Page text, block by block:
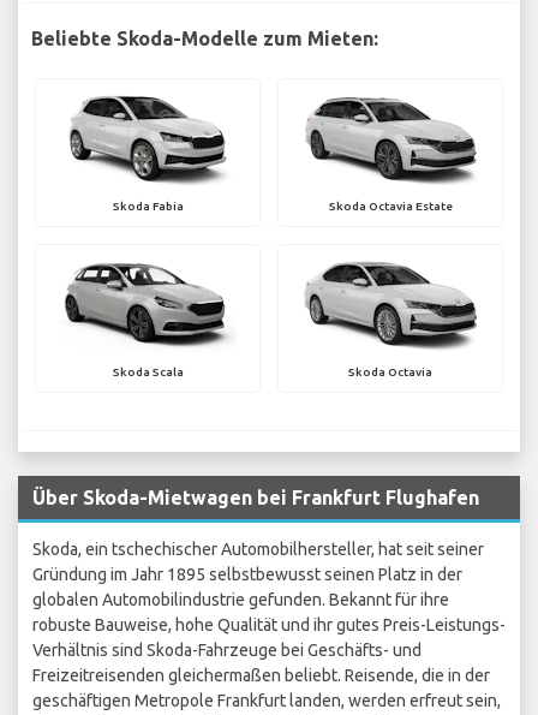
Beliebte Skoda-Modelle zum Mieten:
Skoda Fabia Skoda Octavia Estate
Skoda Scala Skoda Octavia
Über Skoda-Mietwagen bei Frankfurt Flughafen
Skoda, ein tschechischer Automobilhersteller, hat seit seiner
Gründung im Jahr 1895 selbstbewusst seinen Platz in der
globalen Automobilindustrie gefunden. Bekannt für ihre
robuste Bauweise, hohe Qualität und ihr gutes Preis-Leistungs-
Verhältnis sind Skoda-Fahrzeuge bei Geschäfts- und
Freizeitreisenden gleichermaßen beliebt. Reisende, die in der
geschäftigen Metropole Frankfurt landen, werden erfreut sein,